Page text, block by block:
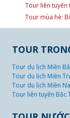
Tour liên tuyến
Tour mùa hè:
TOUR
Tour du lịch Miền
Tour du lịch Miền
Tour du lịch Miền
Tour liên tuyến Bắc